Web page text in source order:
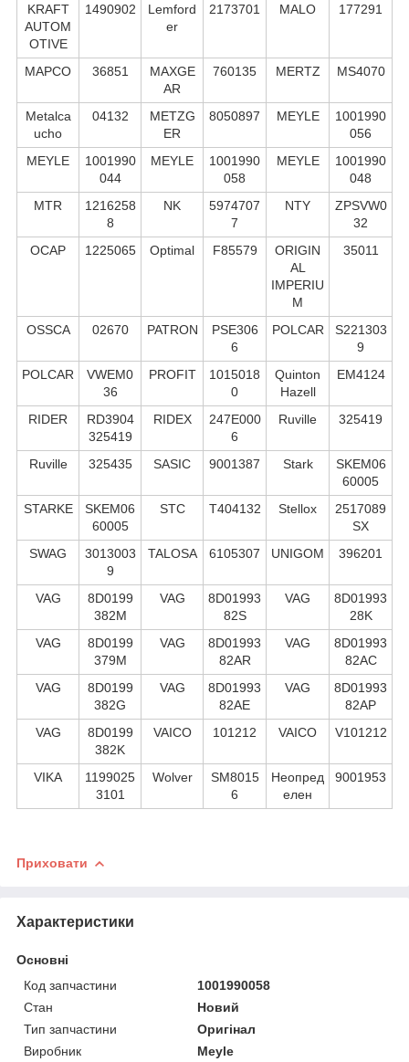
KRAFT
AUTOM
OTIVE
1490902
Lemford
er
2173701 MALO 177291
MAPCO 36851
MAXGE
AR
760135 MERTZ MS4070
Metalca
ucho
04132
METZG
ER
8050897 MEYLE
1001990
056
MEYLE
1001990
044
MEYLE
1001990
058
MEYLE
1001990
048
MTR
1216258
8
NK
5974707
7
NTY
ZPSVW0
32
OCAP
1225065 Optimal F85579
ORIGIN
AL
IMPERIU
M
35011
OSSCA 02670 PATRON
PSE306
6
POLCAR
S221303
9
POLCAR
VWEM0
36
PROFIT
1015018
0
Quinton
Hazell
EM4124
RIDER
RD3904
325419
RIDEX
247E000
6
Ruville 325419
Ruville 325435 SASIC 9001387 Stark
SKEM06
60005
STARKE
SKEM06
60005
STC T404132 Stellox
2517089
SX
SWAG
3013003
9
TALOSA 6105307 UNIGOM 396201
VAG
8D0199
382M
VAG
8D01993
82S
VAG
8D01993
28K
VAG
8D0199
379M
VAG
8D01993
82AR
VAG
8D01993
82AC
VAG
8D0199
382G
VAG
8D01993
82AE
VAG
8D01993
82AP
VAG
8D0199
382K
VAICO 101212 VAICO V101212
VIKA
1199025
3101
Wolver
SM8015
6
Неопред
елен
9001953
Приховати
Характеристики
Основні
Код запчастини
1001990058
Стан
Новий
Тип запчастини
Оригінал
Виробник
Meyle